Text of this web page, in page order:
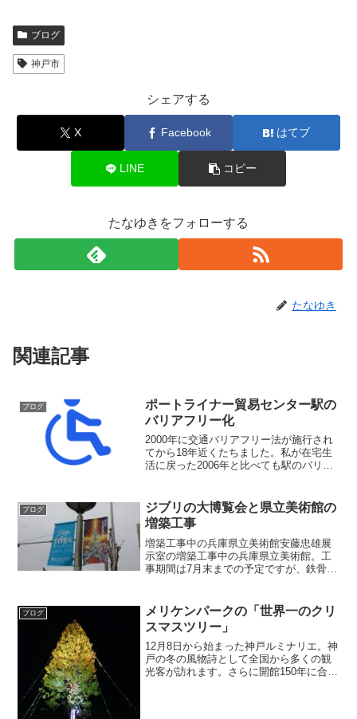
ブログ
神戸市
シェアする
X Facebook はてブ
LINE コピー
たなゆきをフォローする
たなゆき
関連記事
ブログ
ポートライナー貿易センター駅の
バリアフリー化
2000年に交通バリアフリー法が施行され
てから18年近くたちました。私が在宅生
活に戻った2006年と比べても駅のバリア
れるようになり車椅子でも移動しやすく
なっています。...
ブログ
ジブリの大博覧会と県立美術館の
増築工事
増築工事中の兵庫県立美術館安藤忠雄展
示室の増築工事中の兵庫県立美術館。工
事期間は7月末までの予定ですが、鉄骨を
ているのかよく分りませんが、工事は進
んでいるようです。展示...
ブログ
メリケンパークの「世界一のクリ
スマスツリー」
12月8日から始まった神戸ルミナリエ。神
戸の冬の風物詩として全国から多くの観
光客が訪れます。さらに開館150年に合わ